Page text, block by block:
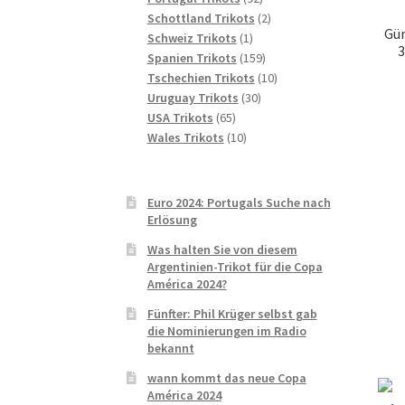
Produkte
Schottland Trikots 22
Schweiz Trikots 11
Produkt
Spanien Trikots 159159
Produkte
Tschechien Trikots 1010
Uruguay Trikots 3030
USA Trikots 6565
Produkte
Wales Trikots 1010
Euro 2024: Portugals Suche nach
Erlösung
Was halten Sie von diesem
Argentinien-Trikot für die Copa
América 2024?
Fünfter: Phil Krüger selbst gab
die Nominierungen im Radio
bekannt
wann kommt das neue Copa
América 2024